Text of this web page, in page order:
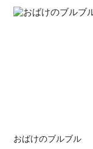
おばけのブルブル